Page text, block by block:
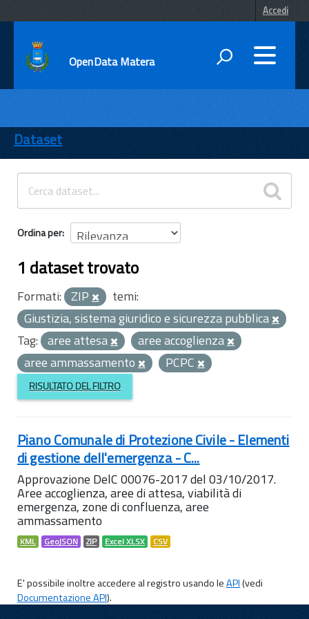
Accedi
OpenData Matera
ENTI
TEMI
INFORMAZIONI
Dataset
Ordina per
1 dataset trovato
Formati: ZIP
temi:
Giustizia, sistema giuridico e sicurezza pubblica
Tag: aree attesa
aree accoglienza
aree ammassamento
PCPC
RISULTATO DEL FILTRO
Piano Comunale di Protezione Civile - Elementi
di gestione dell'emergenza - C...
Approvazione DelC 00076-2017 del 03/10/2017.
Aree accoglienza, aree di attesa, viabilità di
emergenza, zone di confluenza, aree
ammassamento
KML GeoJSON ZIP Excel XLSX CSV
E' possibile inoltre accedere al registro usando leAPI(vedi
Documentazione API).